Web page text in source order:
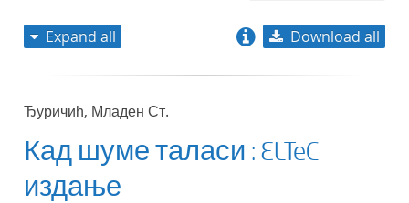
title descending
Expand all Download all
Ђуричић, Младен Ст.
Кад шуме таласи : ELTeC
издање